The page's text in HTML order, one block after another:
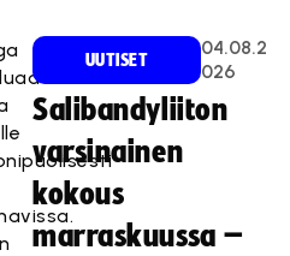
UUTISET
04.08.2
026
Salibandyliiton
varsinainen
kokous
marraskuussa –